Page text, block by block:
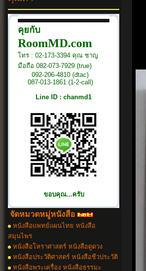
คุยกับ
RoomMD.com
โทร : 02-173-3394 คุณ ชาญ
มือถือ 082-073-7929 (true)
092-206-4810 (dtac)
087-013-1861 (1-2-call)
Line ID : chanmd1
ขอบคุณ...ครับ
จัดหมวดหมู่หนังสือ
หนังสือเเพทย์แผนไทย หนังสือ
สมุนไพร
หนังสือโหราศาสตร์ หนังสือดูดวง
หนังสือประวัติศาสตร์ หนังสือชีวประวัติ
หนังสือพระเครื่อง หนังสือธรรมะ